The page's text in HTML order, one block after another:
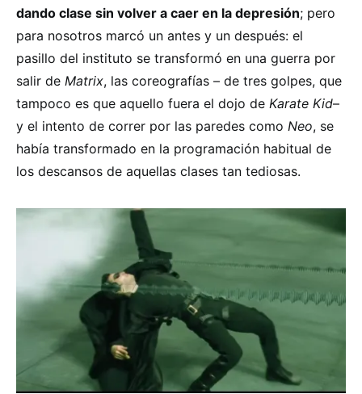
dando clase sin volver a caer en la depresión; pero
para nosotros marcó un antes y un después: el
pasillo del instituto se transformó en una guerra por
salir de Matrix, las coreografías – de tres golpes, que
tampoco es que aquello fuera el dojo de Karate Kid–
y el intento de correr por las paredes como Neo, se
había transformado en la programación habitual de
los descansos de aquellas clases tan tediosas.